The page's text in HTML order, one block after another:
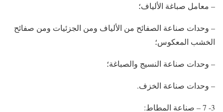
– معامل صباغة الألياف؛
– وحدات صناعة الصفائح من الألياف ومن الجزئيات ومن صفائح
الخشب المعكوس؛
– وحدات صناعة النسيج والصباغة؛
– وحدات صناعة الخزف.
3- 7 – صناعة المطاط: